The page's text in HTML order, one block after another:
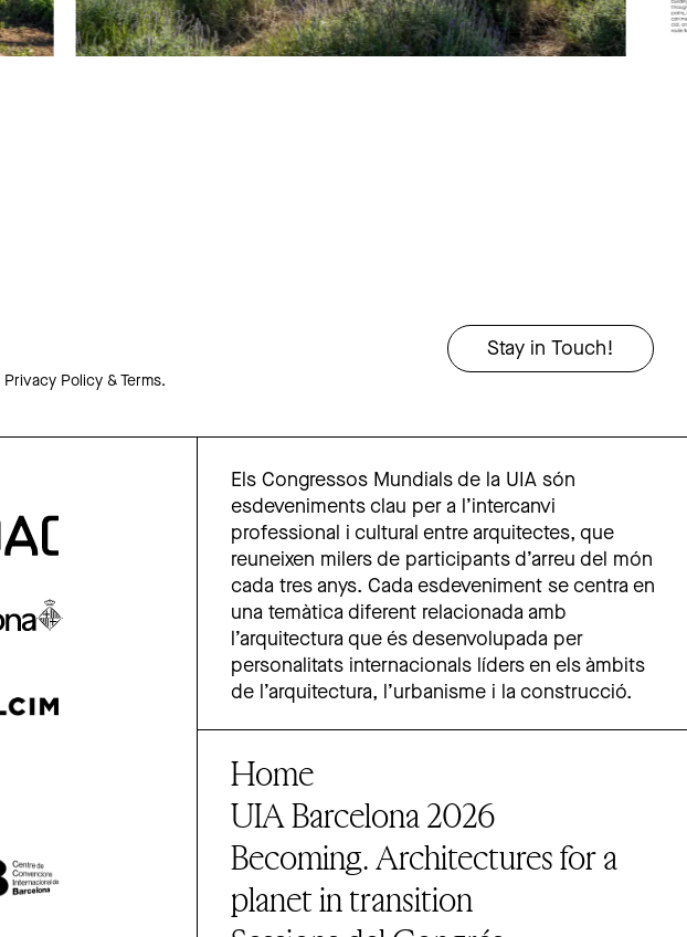
Privacy Policy & Terms.
Els Congressos Mundials de la UIA són
esdeveniments clau per a l’intercanvi
professional i cultural entre arquitectes, que
reuneixen milers de participants d’arreu del món
cada tres anys. Cada esdeveniment se centra en
una temàtica diferent relacionada amb
l’arquitectura que és desenvolupada per
personalitats internacionals líders en els àmbits
de l’arquitectura, l’urbanisme i la construcció.
Home
UIA Barcelona 2026
Becoming. Architectures for a
planet in transition